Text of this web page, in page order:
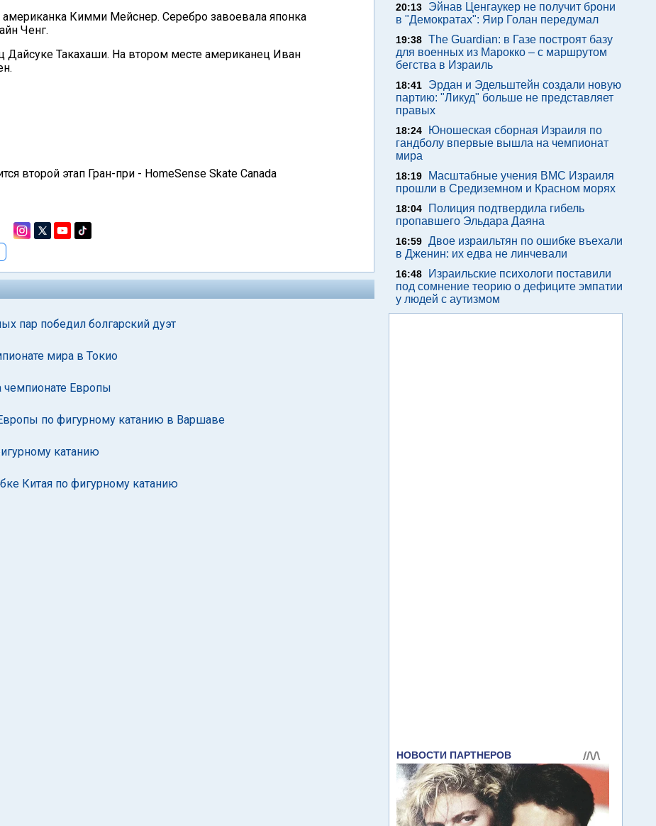
Кимми Мейснер. Серебро завоевала японка
Ченг.
Дайсуке Такахаши. На втором месте американец Иван
второй этап Гран-при - HomeSense Skate Canada
пар победил болгарский дуэт
мира в Токио
Европы
по фигурному катанию в Варшаве
катанию
Китая по фигурному катанию
20:13
Эйнав Ценгаукер не получит брони
в "Демократах": Яир Голан передумал
19:38 The Guardian: в Газе построят базу
для военных из Марокко – с маршрутом
бегства в Израиль
18:41
Эрдан и Эдельштейн создали новую
партию: "Ликуд" больше не представляет
правых
18:24
Юношеская сборная Израиля по
гандболу впервые вышла на чемпионат
мира
18:19
Масштабные учения ВМС Израиля
прошли в Средиземном и Красном морях
18:04
Полиция подтвердила гибель
пропавшего Эльдара Даяна
16:59 Двое израильтян по ошибке въехали
в Дженин: их едва не линчевали
16:48
Израильские психологи поставили
под сомнение теорию о дефиците эмпатии
у людей с аутизмом